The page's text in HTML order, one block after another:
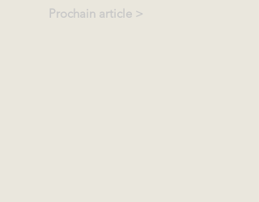
Prochain article >